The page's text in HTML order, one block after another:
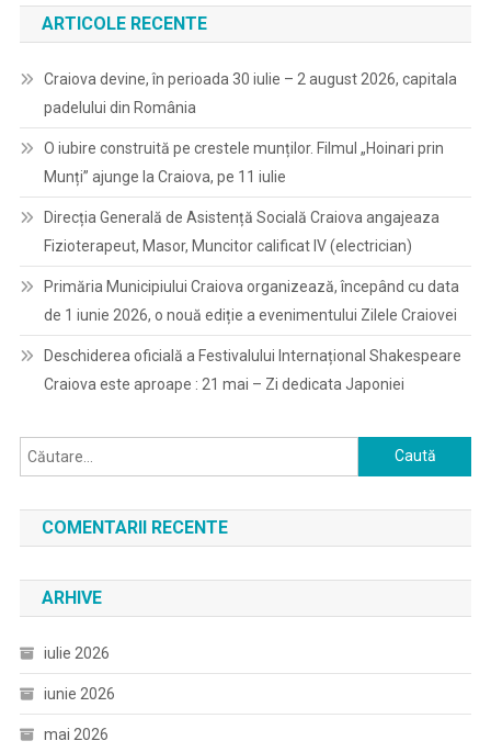
ARTICOLE RECENTE
Craiova devine, în perioada 30 iulie – 2 august 2026, capitala
padelului din România
O iubire construită pe crestele munților. Filmul „Hoinari prin
Munți” ajunge la Craiova, pe 11 iulie
Direcția Generală de Asistență Socială Craiova angajeaza
Fizioterapeut, Masor, Muncitor calificat IV (electrician)
Primăria Municipiului Craiova organizează, începând cu data
de 1 iunie 2026, o nouă ediție a evenimentului Zilele Craiovei
Deschiderea oficială a Festivalului Internațional Shakespeare
Craiova este aproape : 21 mai – Zi dedicata Japoniei
Caută
după:
COMENTARII RECENTE
ARHIVE
iulie 2026
iunie 2026
mai 2026